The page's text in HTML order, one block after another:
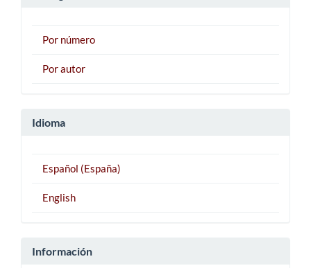
Por número
Por autor
Idioma
Español (España)
English
Información